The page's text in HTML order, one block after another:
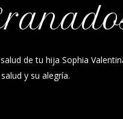
de tu hija Sophia
y su alegría.